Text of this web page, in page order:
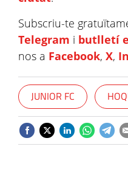
Subscriu-te
Telegram i butlletí
nos a Facebook, X,
JUNIOR FC